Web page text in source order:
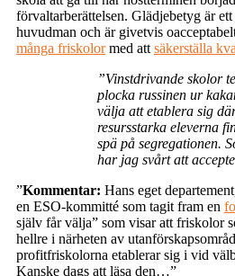
förvaltarberättelsen. Glädjebetyg är
huvudman och är givetvis
många friskolormed att säkerställa
”Vinstdrivande skolor
plocka russinen ur
välja att etablera sig
resursstarka eleverna
spä på segregationen.
har jag svårt att
”Kommentar: Hans eget
en ESO-kommitté som tagit fram en
själv får välja” som visar att friskolor
hellre i närheten av
profitfriskolorna etablerar sig i vid
Kanske dags att läsa den…”